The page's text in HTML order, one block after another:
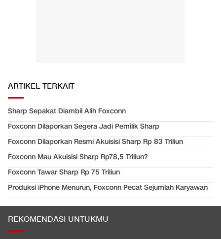
ARTIKEL TERKAIT
Sharp Sepakat Diambil Alih Foxconn
Foxconn Dilaporkan Segera Jadi Pemilik Sharp
Foxconn Dilaporkan Resmi Akuisisi Sharp Rp 83 Triliun
Foxconn Mau Akuisisi Sharp Rp78,5 Triliun?
Foxconn Tawar Sharp Rp 75 Triliun
Produksi iPhone Menurun, Foxconn Pecat Sejumlah Karyawan
REKOMENDASI UNTUKMU